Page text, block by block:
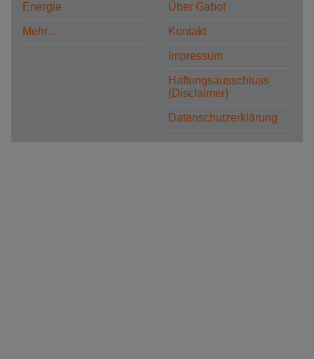
Energie
Mehr...
Über Gabot
Kontakt
Impressum
Haftungsausschluss
(Disclaimer)
Datenschutzerklärung